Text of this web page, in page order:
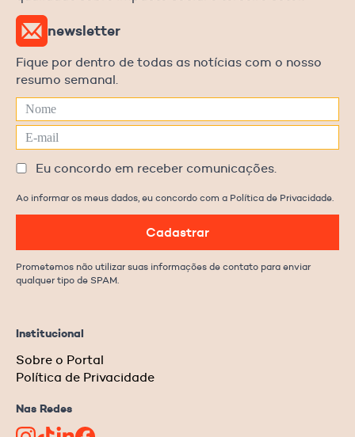
Institucional
Sobre o Portal
Política de Privacidade
Nas Redes
newsletter
Fique por dentro de todas as notícias com o nosso
resumo semanal.
Eu concordo em receber comunicações.
Ao informar os meus dados, eu concordo com a Política de Privacidade.
Cadastrar
Prometemos não utilizar suas informações de contato para enviar
qualquer tipo de SPAM.